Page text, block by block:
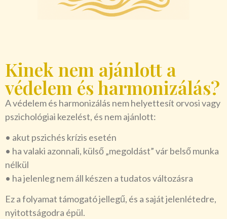
Kinek nem ajánlott a
védelem és harmonizálás?
A védelem és harmonizálás nem helyettesít orvosi vagy
pszichológiai kezelést, és nem ajánlott:
• akut pszichés krízis esetén
• ha valaki azonnali, külső „megoldást” vár belső munka
nélkül
• ha jelenleg nem áll készen a tudatos változásra
Ez a folyamat támogató jellegű, és a saját jelenlétedre,
nyitottságodra épül.